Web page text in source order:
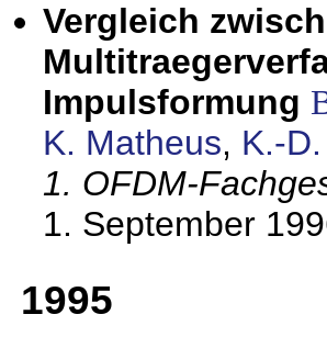
Vergleich
Impulsformung
K. Matheus, K.-
1. OFDM-
1. September
1995